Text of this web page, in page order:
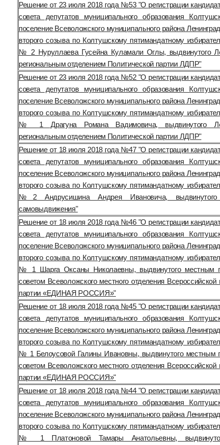
Решение от 23 июля 2018 года №53 "О регистрации
совета депутатов муниципального образования
поселение Всеволожского муниципального района
второго созыва по Колтушскому пятимандатному
№ 2 Нуруллаева Гусейна Куламали Оглы, выдвинутого
региональным отделением Политической партии ЛДПР"
Решение от 23 июля 2018 года №52 "О регистрации
совета депутатов муниципального образования
поселение Всеволожского муниципального района
второго созыва по Колтушскому пятимандатному
№ 1 Драгуна Романа Вадимовича, выдвинутого
региональным отделением Политической партии ЛДПР"
Решение от 18 июля 2018 года №47 "О регистрации
совета депутатов муниципального образования
поселение Всеволожского муниципального района
второго созыва по Колтушскому пятимандатному
№2 Андрусишина Андрея Ивановича,
самовыдвижения"
Решение от 18 июля 2018 года №46 "О регистрации
совета депутатов муниципального образования
поселение Всеволожского муниципального района
второго созыва по Колтушскому пятимандатному
№ 1 Шарга Оксаны Николаевны, выдвинутого местным
советом Всеволожского местного отделения Всероссийской
партии «ЕДИНАЯ РОССИЯ»"
Решение от 18 июля 2018 года №45 "О регистрации
совета депутатов муниципального образования
поселение Всеволожского муниципального района
второго созыва по Колтушскому пятимандатному
№ 1 Белоусовой Галины Ивановны, выдвинутого местным
советом Всеволожского местного отделения Всероссийской
партии «ЕДИНАЯ РОССИЯ»"
Решение от 18 июля 2018 года №44 "О регистрации
совета депутатов муниципального образования
поселение Всеволожского муниципального района
второго созыва по Колтушскому пятимандатному
№ 1 Платоновой Тамары Анатольевны,